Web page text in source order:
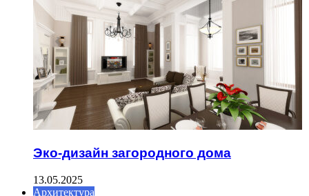
Эко-дизайн загородного дома
13.05.2025
Архитектура